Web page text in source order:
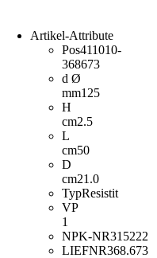
Artikel-Attribute
Pos411010-
368673
d Ø
mm125
H
cm2.5
L
cm50
D
cm21.0
TypResistit
VP
1
NPK-NR315222
LIEFNR368.673